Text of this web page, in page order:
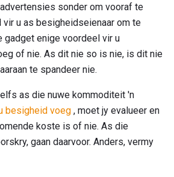
sonder om vooraf te
u as besigheidseienaar om te
gadget enige voordeel vir u
of nie. As dit nie so is nie, is dit nie
te spandeer nie.
as die nuwe kommoditeit 'n
besigheid voeg , moet jy evalueer en
koste is of nie. As die
gaan daarvoor. Anders, vermy